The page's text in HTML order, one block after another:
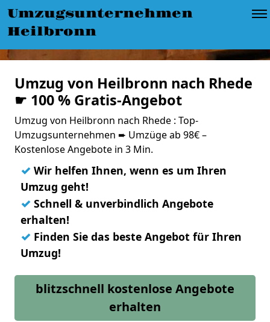
Umzugsunternehmen
Heilbronn
Umzug von Heilbronn nach Rhede
☛ 100 % Gratis-Angebot
Umzug von Heilbronn nach Rhede : Top-
Umzugsunternehmen ➨ Umzüge ab 98€ –
Kostenlose Angebote in 3 Min.
✓ Wir helfen Ihnen, wenn es um Ihren
Umzug geht!
✓ Schnell & unverbindlich Angebote
erhalten!
✓ Finden Sie das beste Angebot für Ihren
Umzug!
blitzschnell kostenlose Angebote
erhalten